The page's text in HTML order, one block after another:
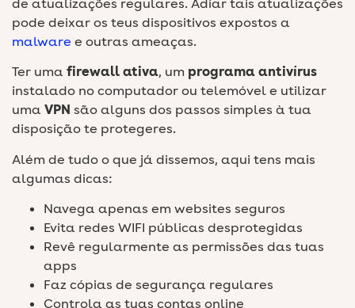
de atualizações regulares. Adiar tais atualizações
pode deixar os teus dispositivos expostos a
malware e outras ameaças.
Ter umafirewall ativa, um programa antivírus
instalado no computador ou telemóvel e utilizar
umaVPN são alguns dos passos simples à tua
disposição te protegeres.
Além de tudo o que já dissemos, aqui tens mais
algumas dicas:
Navega apenas em websites seguros
Evita redes WIFI públicas desprotegidas
Revê regularmente as permissões das tuas
apps
Faz cópias de segurança regulares
Controla as tuas contas online